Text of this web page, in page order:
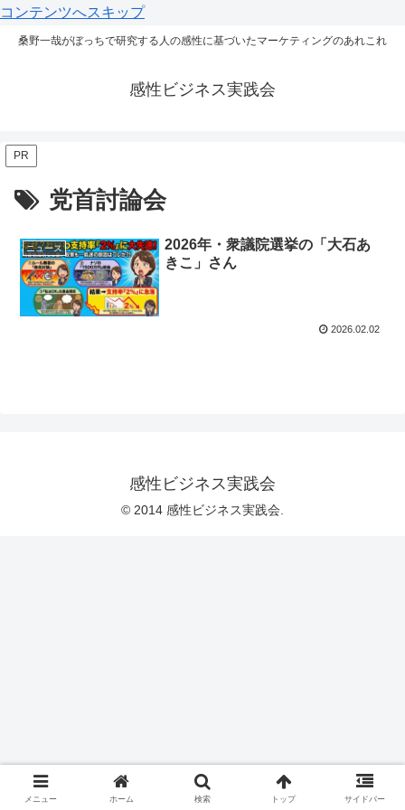
コンテンツへスキップ
桑野一哉がぼっちで研究する人の感性に基づいたマーケティングのあれこれ
感性ビジネス実践会
PR
党首討論会
ニュース
2026年・衆議院選挙の「大石あ
きこ」さん
2026.02.02
感性ビジネス実践会
© 2014 感性ビジネス実践会.
メニュー ホーム 検索 トップ サイドバー